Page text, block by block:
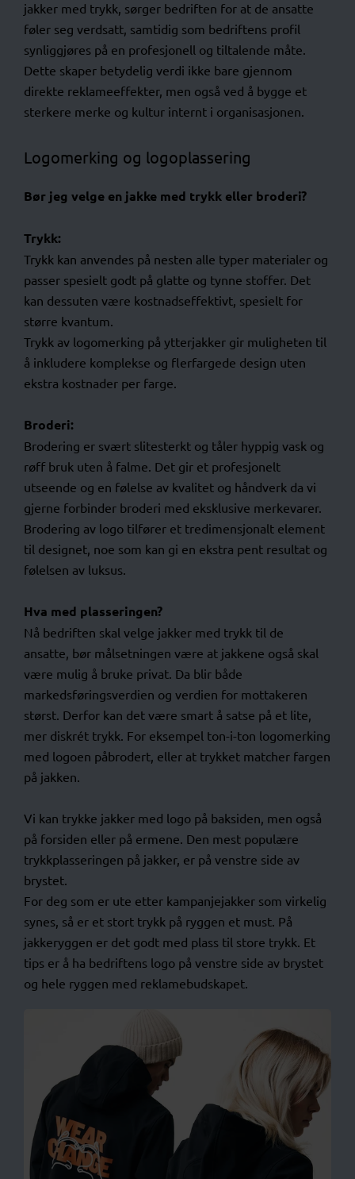
jakker med trykk, sørger bedriften for at de ansatte
føler seg verdsatt, samtidig som bedriftens profil
synliggjøres på en profesjonell og tiltalende måte.
Dette skaper betydelig verdi ikke bare gjennom
direkte reklameeffekter, men også ved å bygge et
sterkere merke og kultur internt i organisasjonen.
Logomerking og logoplassering
Bør jeg velge en jakke med trykk eller broderi?
Trykk:
Trykk kan anvendes på nesten alle typer materialer og
passer spesielt godt på glatte og tynne stoffer. Det
kan dessuten være kostnadseffektivt, spesielt for
større kvantum.
Trykk av logomerking på ytterjakker gir muligheten til
å inkludere komplekse og flerfargede design uten
ekstra kostnader per farge.
Broderi:
Brodering er svært slitesterkt og tåler hyppig vask og
røff bruk uten å falme. Det gir et profesjonelt
utseende og en følelse av kvalitet og håndverk da vi
gjerne forbinder broderi med eksklusive merkevarer.
Brodering av logo tilfører et tredimensjonalt element
til designet, noe som kan gi en ekstra pent resultat og
følelsen av luksus.
Hva med plasseringen?
Nå bedriften skal velge jakker med trykk til de
ansatte, bør målsetningen være at jakkene også skal
være mulig å bruke privat. Da blir både
markedsføringsverdien og verdien for mottakeren
størst. Derfor kan det være smart å satse på et lite,
mer diskrét trykk. For eksempel ton-i-ton logomerking
med logoen påbrodert, eller at trykket matcher fargen
på jakken.
Vi kan trykke jakker med logo på baksiden, men også
på forsiden eller på ermene. Den mest populære
trykkplasseringen på jakker, er på venstre side av
brystet.
For deg som er ute etter kampanjejakker som virkelig
synes, så er et stort trykk på ryggen et must. På
jakkeryggen er det godt med plass til store trykk. Et
tips er å ha bedriftens logo på venstre side av brystet
og hele ryggen med reklamebudskapet.